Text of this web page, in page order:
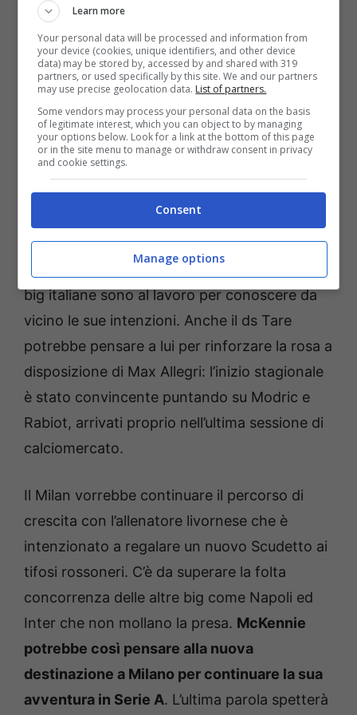
possono fiutare così l’affare a parametro
zero. Il presidente nerazzurro, Beppe
Marotta, è sempre molto attivo per anticipare
la folta concorrenza: può occupare anche
diverse posizioni tra difesa e centrocampo.
Un profilo attentamente anche in vista della
prossima stagione:
regalare subito colpi di scena in casa
Juventus
Il suo futuro è sempre molto incerto, ma le
big italiane sono al lavoro per conoscere da
vicino le sue intenzioni. Anche il ds Tare
potrebbe pensare a lui per rinforzare la rosa a
disposizione di Max Allegri: l’inizio stagionale
è stato convincente puntando su Modric e
Rabiot, arrivati proprio nell’ultima sessione di
calciomercato.
Il Milan vorrebbe continuare il percorso di
crescita con l’allenatore livornese che è
intenzionato a regalare un nuovo Scudetto ai
tifosi rossoneri. C’è da superare la folta
concorrenza delle altre big come Napoli ed
Inter che non mollano la presa. McKennie
potrebbe così pensare alla nuova
destinazione a Milano per continuare la sua
avventura in Serie A. L’ultima parola spetterà
Learn more
Your personal data will be processed and information from
your device (cookies, unique identifiers, and other device
data) may be stored by, accessed by and shared with 319
partners, or used specifically by this site. We and our partners
may use precise geolocation data. List of partners.
Some vendors may process your personal data on the basis
of legitimate interest, which you can object to by managing
your options below. Look for a link at the bottom of this page
or in the site menu to manage or withdraw consent in privacy
and cookie settings.
Consent
Manage options